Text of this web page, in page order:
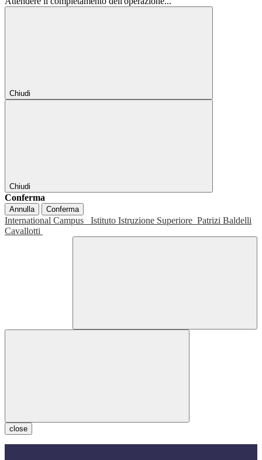
Chiudi
Chiudi
Conferma
Annulla Conferma
International Campus Istituto Istruzione Superiore Patrizi Baldelli
Cavallotti
close